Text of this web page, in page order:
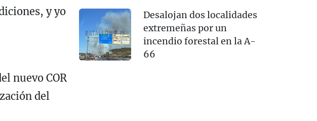
y yo
nuevo COR
del
Desalojan dos localidades
extremeñas por un
incendio forestal en la A-
66